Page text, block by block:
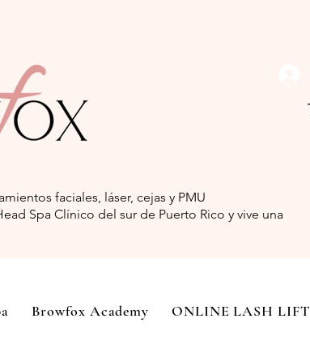
faciales, láser, cejas y PMU
Spa Clínico del sur de Puerto Rico y vive una
Browfox Academy ONLINE LASH LIFT